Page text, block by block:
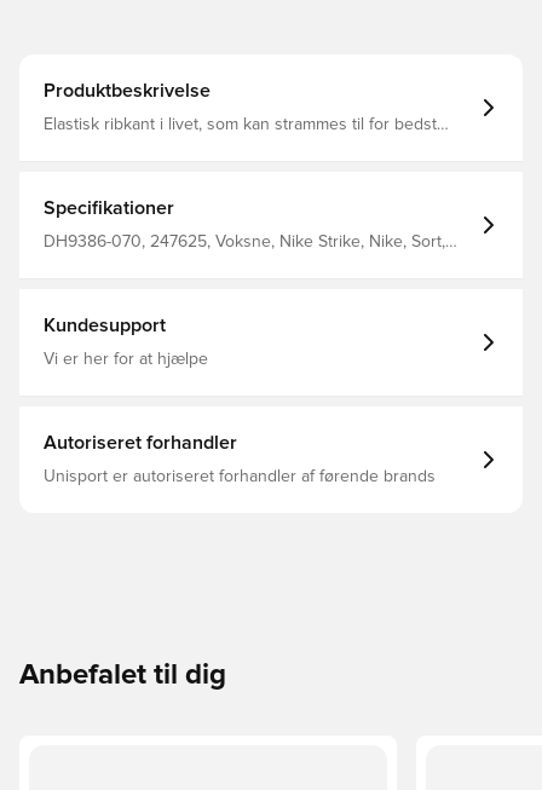
Produktbeskrivelse
Elastisk ribkant i livet, som kan strammes til for bedst
Specifikationer
DH9386-070, 247625, Voksne, Nike Strike, Nike, Sort,
Kundesupport
Vi er her for at hjælpe
Autoriseret forhandler
Unisport er autoriseret forhandler af førende brands
Anbefalet til dig